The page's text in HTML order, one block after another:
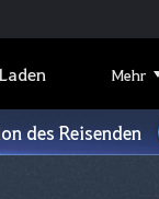
Laden Mehr
des Reisenden